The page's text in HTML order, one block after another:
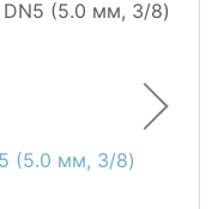
(5.0 мм, 3/8)